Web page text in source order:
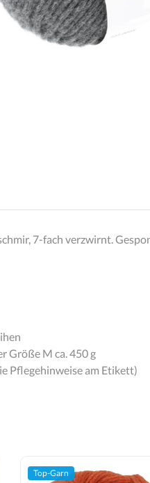
7-fach verzwirnt.
Größe M ca. 450 g
Pflegehinweise am Etikett)
Top-Garn